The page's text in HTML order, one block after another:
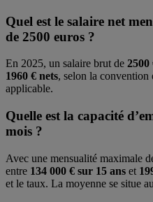
Quel est le salaire net
de 2500 euros ?
En 2025, un salaire brut de 2500
1960 € nets, selon la convention
applicable.
Quelle est la capacité
mois ?
Avec une mensualité maximale
entre 134 000 € sur 15 ans et
et le taux. La moyenne se situe